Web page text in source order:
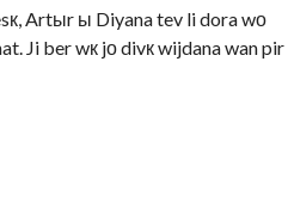
Artыr ы Diyana tev li dora wо
Ji ber wк jо divк wijdana wan pir